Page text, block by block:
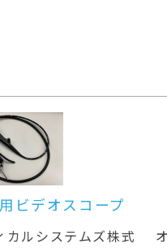
ステムセンター
ディカルシステムズ株式